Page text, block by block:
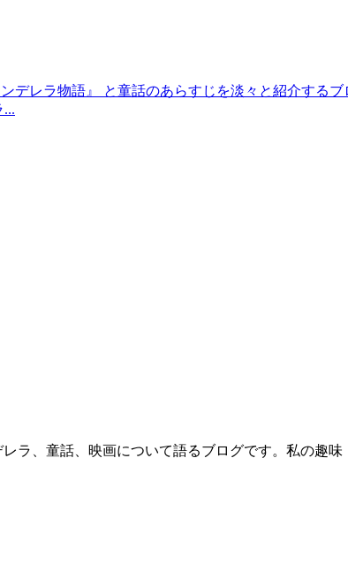
デレラ物語』 と童話のあらすじを淡々と紹介する
...
ラ、童話、映画について語るブログです。私の趣